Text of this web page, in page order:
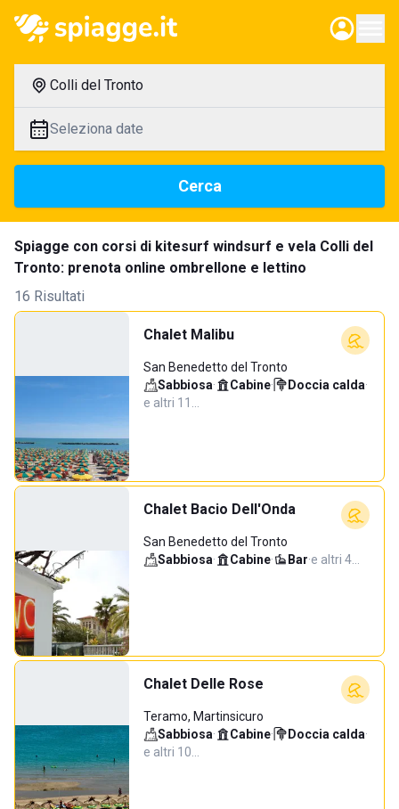
Colli del Tronto
Seleziona date
Cerca
Spiagge con corsi di kitesurf windsurf e vela Colli del
Tronto: prenota online ombrellone e lettino
16 Risultati
Chalet Malibu
San Benedetto del Tronto
Sabbiosa· Cabine· Doccia calda·
e altri 11…
Chalet Bacio Dell'Onda
San Benedetto del Tronto
Sabbiosa· Cabine· Bar·e altri 4…
Chalet Delle Rose
Teramo, Martinsicuro
Sabbiosa· Cabine· Doccia calda·
e altri 10…